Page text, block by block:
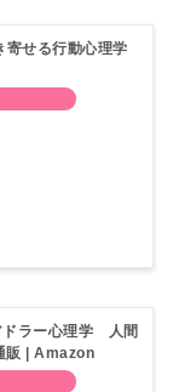
せる行動心理学
ドラー心理学 人間
販 | Amazon